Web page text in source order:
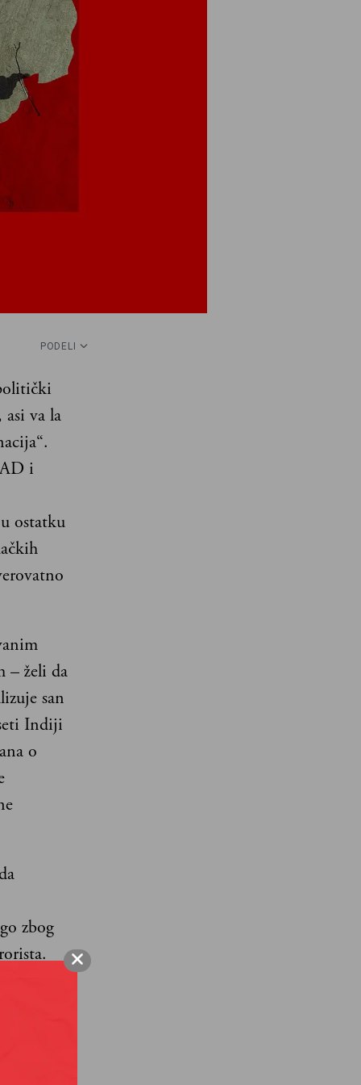
PODELI
va la
i
ostatku
– želi da
san
Indiji
o
zbog